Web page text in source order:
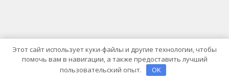
Этот сайт использует куки-файлы и другие технологии, чтобы
помочь вам в навигации, а также предоставить лучший
пользовательский опыт.
OK